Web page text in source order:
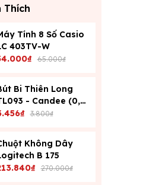
Thích
Tính 8 Số Casio
403TV-W
65.000₫
Bi Thiên Long
- Candee (0,6
- Xanh
3.800₫
Không Dây
B 175
270.000₫